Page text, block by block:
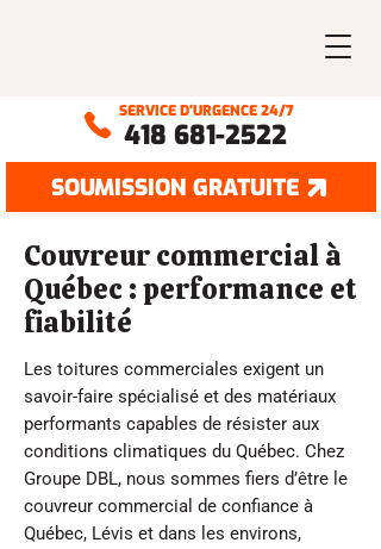
SERVICE D’URGENCE 24/7
418 681-2522
SOUMISSION GRATUITE
Couvreur commercial à
Québec : performance et
fiabilité
Les toitures commerciales exigent un
savoir-faire spécialisé et des matériaux
performants capables de résister aux
conditions climatiques du Québec. Chez
Groupe DBL, nous sommes fiers d’être le
couvreur commercial de confiance à
Québec, Lévis et dans les environs,